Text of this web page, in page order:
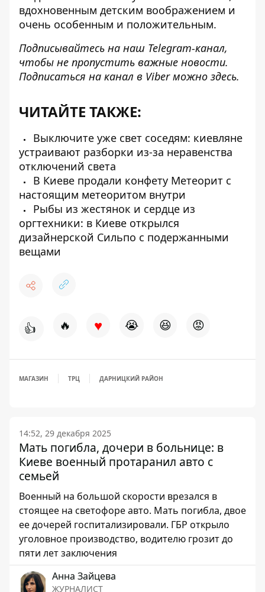
вдохновенным детским воображением и
очень особенным и положительным.
Подписывайтесь на наш Telegram-канал,
чтобы не пропустить важные новости.
Подписаться на канал в Viber можно здесь.
ЧИТАЙТЕ ТАКЖЕ:
Выключите уже свет соседям: киевляне
устраивают разборки из-за неравенства
отключений света
В Киеве продали конфету Метеорит с
настоящим метеоритом внутри
Рыбы из жестянок и сердце из
оргтехники: в Киеве открылся
дизайнерской Сильпо с подержанными
вещами
👍 🔥 ♥ 😭 😆 😡
МАГАЗИН ТРЦ ДАРНИЦКИЙ РАЙОН
14:52, 29 декабря 2025
Мать погибла, дочери в больнице: в
Киеве военный протаранил авто с
семьей
Военный на большой скорости врезался в
стоящее на светофоре авто. Мать погибла, двое
ее дочерей госпитализировали. ГБР открыло
уголовное производство, водителю грозит до
пяти лет заключения
Анна Зайцева
ЖУРНАЛИСТ